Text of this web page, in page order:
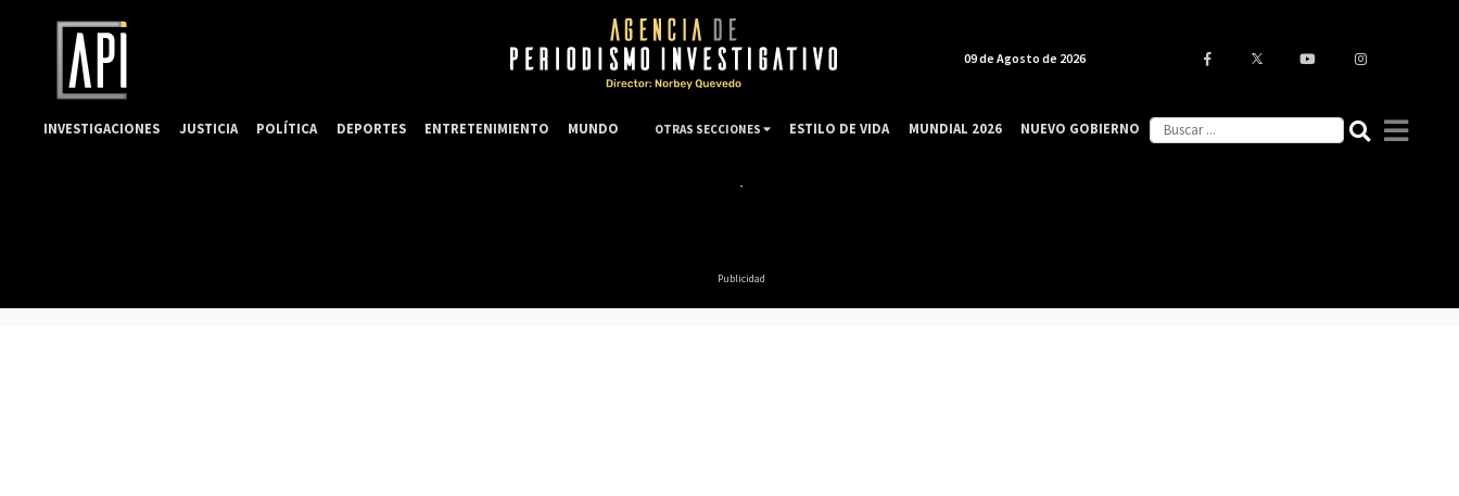
Publicidad
09 de Agosto de 2026
INVESTIGACIONES JUSTICIA POLÍTICA DEPORTES ENTRETENIMIENTO MUNDO OTRAS SECCIONES ESTILO DE VIDA MUNDIAL 2026 NUEVO GOBIERNO